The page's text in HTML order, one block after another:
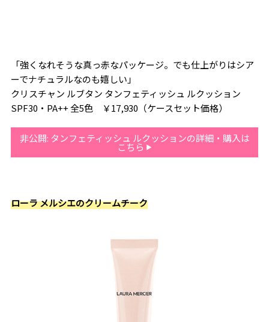
「強くなれそうな真っ赤なパッケージ。でも仕上がりはシア
ーでナチュラルなのも嬉しい」
クリスチャン ルブタン タンフェティッシュ ルクッション
SPF30・PA++ 全5色 ￥17,930（ケースセット価格）
非公開: タンフェティッシュ ルクッションの詳細・購入は
こちら
ローラ メルシエのクリームチーク